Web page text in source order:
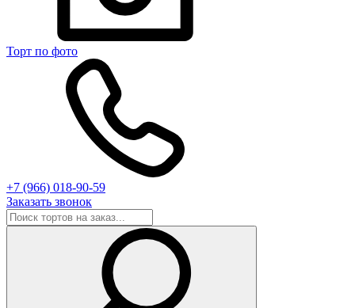
Торт по фото
+7 (966) 018-90-59
Заказать звонок